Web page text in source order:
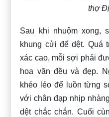
thợ
Sau khi nhuộm xong,
khung cửi để dệt. Quá
xác cao, mỗi sợi phải
hoa văn đều và đẹp.
khéo léo để luồn từng
với chân đạp nhịp
dệt chắc chắn. Cuối